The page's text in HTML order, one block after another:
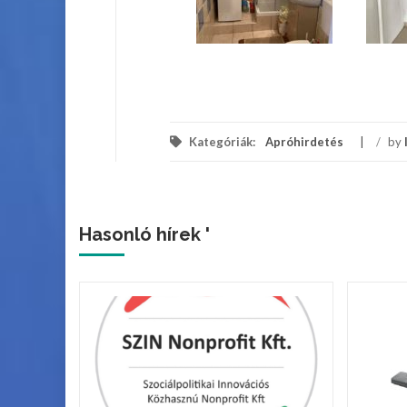
Kategóriák: Apróhirdetés / by
Hasonló hírek '